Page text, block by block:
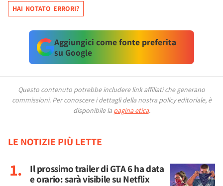
HAI NOTATO ERRORI?
Aggiungici come fonte preferita
su Google
Questo contenuto potrebbe includere link affiliati che generano
commissioni. Per conoscere i dettagli della nostra policy editoriale, è
disponibile la pagina etica.
LE NOTIZIE PIÙ LETTE
Il prossimo trailer di GTA 6 ha data
e orario: sarà visibile su Netflix